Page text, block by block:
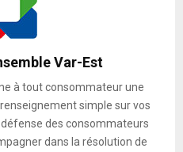
Var-Est
à tout consommateur une
simple sur vos
des consommateurs
dans la résolution de